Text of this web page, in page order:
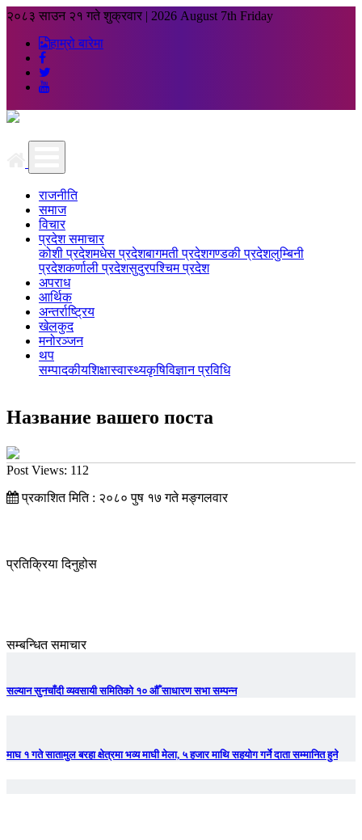
२०८३ साउन २१ गते शुक्रवार | 2026 August 7th Friday
हाम्रो बारेमा
राजनीति
समाज
विचार
प्रदेश समाचार
कोशी प्रदेशमधेस प्रदेशबागमती प्रदेशगण्डकी प्रदेशलुम्बिनी
प्रदेशकर्णाली प्रदेशसुदुरपश्चिम प्रदेश
अपराध
आर्थिक
अन्तर्राष्ट्रिय
खेलकुद
मनोरञ्जन
थप
सम्पादकीयशिक्षास्वास्थ्यकृषिविज्ञान प्रविधि
Название вашего поста
Post Views: 112
प्रकाशित मिति : २०८० पुष १७ गते मङ्गलवार
प्रतिक्रिया दिनुहोस
सम्बन्धित समाचार
सल्यान सुनचाँदी व्यवसायी समितिको १० औँ साधारण सभा सम्पन्न
माघ १ गते सातामुल बरहा क्षेत्रमा भव्य माघी मेला, ५ हजार माथि सहयोग गर्ने दाता सम्मानित हुने